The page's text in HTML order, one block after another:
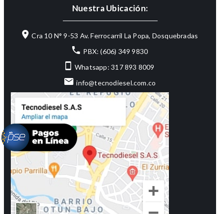
Nuestra Ubicación:
Cra 10 N° 9-53 Av. Ferrocarril La Popa, Dosquebradas
PBX: (606) 349 9830
Whatsapp: 317 893 8009
info@tecnodiesel.com.co